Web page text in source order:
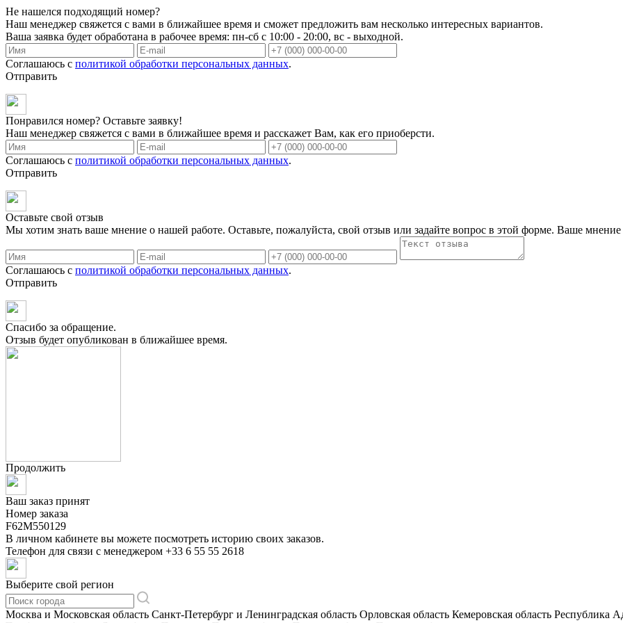
Не нашелся подходящий номер?
Наш менеджер свяжется с вами в ближайшее время и сможет предложить вам несколько интересных вариантов.
Ваша заявка будет обработана в рабочее время: пн-сб с 10:00 - 20:00, вс - выходной.
Соглашаюсь с политикой обработки персональных данных.
Отправить
Понравился номер? Оставьте заявку!
Наш менеджер свяжется с вами в ближайшее время и расскажет Вам, как его приоберсти.
Соглашаюсь с политикой обработки персональных данных.
Отправить
Оставьте свой отзыв
Мы хотим знать ваше мнение о нашей работе. Оставьте, пожалуйста, свой отзыв или задайте вопрос в этой форме. Ваше
Соглашаюсь с политикой обработки персональных данных.
Отправить
Спасибо за обращение.
Отзыв будет опубликован в ближайшее время.
Продолжить
Ваш заказ принят
Номер заказа
F62M550129
В личном кабинете вы можете посмотреть историю своих заказов.
Телефон для связи с менеджером +33 6 55 55 2618
Выберите свой регион
Москва и Московская область Санкт-Петербург и Ленинградская область Орловская область Кемеровская область Республика